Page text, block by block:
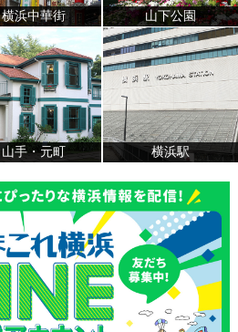
横浜中華街 山下公園
山手・元町 横浜駅